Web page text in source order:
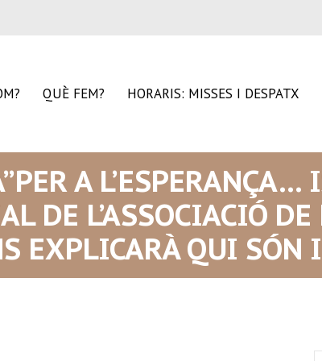
QUÈ FEM? HORARIS: MISSES I DESPATX
A L’ESPERANÇA…
DE L’ASSOCIACIÓ
EXPLICARÀ QUI SÓN